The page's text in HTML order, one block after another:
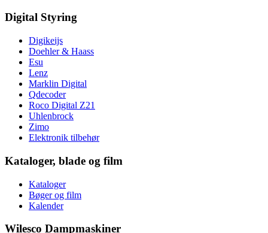
Digital Styring
Digikeijs
Doehler & Haass
Esu
Lenz
Marklin Digital
Qdecoder
Roco Digital Z21
Uhlenbrock
Zimo
Elektronik tilbehør
Kataloger, blade og film
Kataloger
Bøger og film
Kalender
Wilesco Dampmaskiner